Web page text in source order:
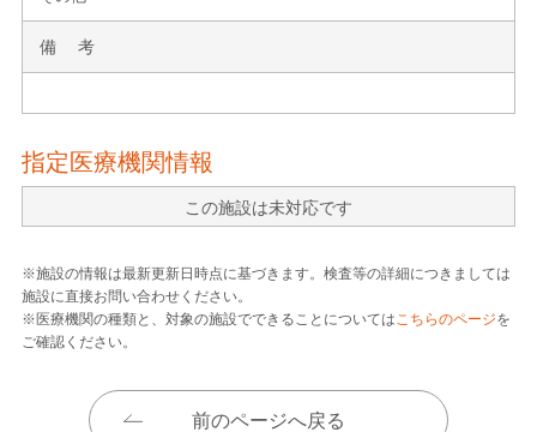
備 考
指定医療機関情報
この施設は未対応です
※施設の情報は最新更新日時点に基づきます。検査等の詳細につきましては
施設に直接お問い合わせください。
※医療機関の種類と、対象の施設でできることについてはこちらのページを
ご確認ください。
前のページへ戻る